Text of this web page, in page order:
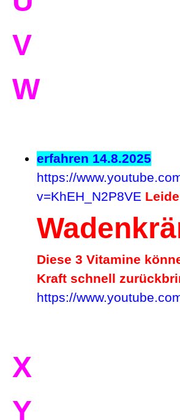
V
W
erfahren 14.8.2025
https://
v=KhEH_N2P8VE
Diese 3 Vitamine
Kraft schnell
https://
X
Y